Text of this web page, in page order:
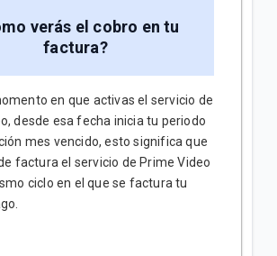
verás el cobro en tu
factura?
en que activas el servicio de
desde esa fecha inicia tu periodo
mes vencido, esto significa que
factura el servicio de Prime Video
ciclo en el que se factura tu